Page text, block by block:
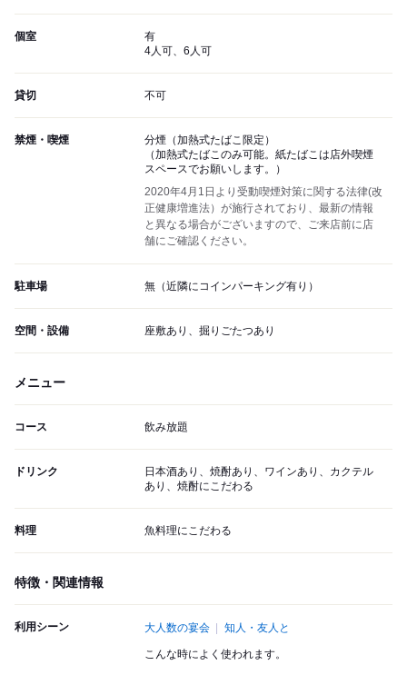
個室
有
4人可、6人可
貸切 不可
禁煙・喫煙
分煙（加熱式たばこ限定）
（加熱式たばこのみ可能。紙たばこは店外喫煙
スペースでお願いします。）
2020年4月1日より受動喫煙対策に関する法律(改
正健康増進法）が施行されており、最新の情報
と異なる場合がございますので、ご来店前に店
舗にご確認ください。
駐車場 無（近隣にコインパーキング有り）
空間・設備 座敷あり、掘りごたつあり
メニュー
コース 飲み放題
ドリンク
日本酒あり、焼酎あり、ワインあり、カクテル
あり、焼酎にこだわる
料理 魚料理にこだわる
特徴・関連情報
利用シーン 大人数の宴会 知人・友人と
こんな時によく使われます。